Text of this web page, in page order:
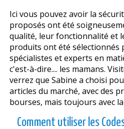
Ici vous pouvez avoir la
proposés ont été
qualité, leur fonctionnalité et
produits ont été sélectionnés
spécialistes et experts en
c'est-à-dire.... les mamans.
verrez que Sabine a choisi
articles du marché, avec des
bourses, mais toujours avec
Comment utiliser les